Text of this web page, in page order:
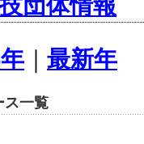
｜ 最新年
ス一覧